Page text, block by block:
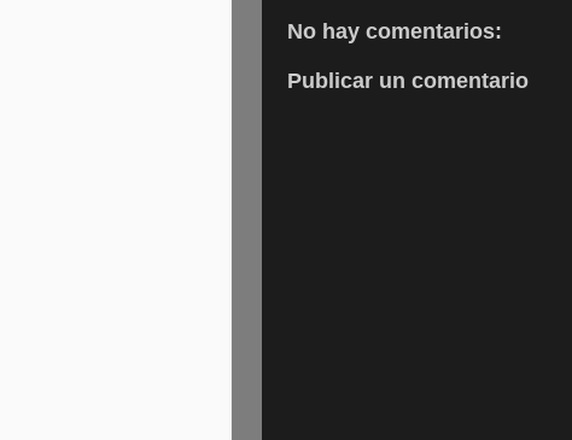
No hay comentarios:
Publicar un comentario